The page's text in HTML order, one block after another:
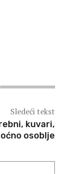
Sledeći tekst
kuvari,
osoblje